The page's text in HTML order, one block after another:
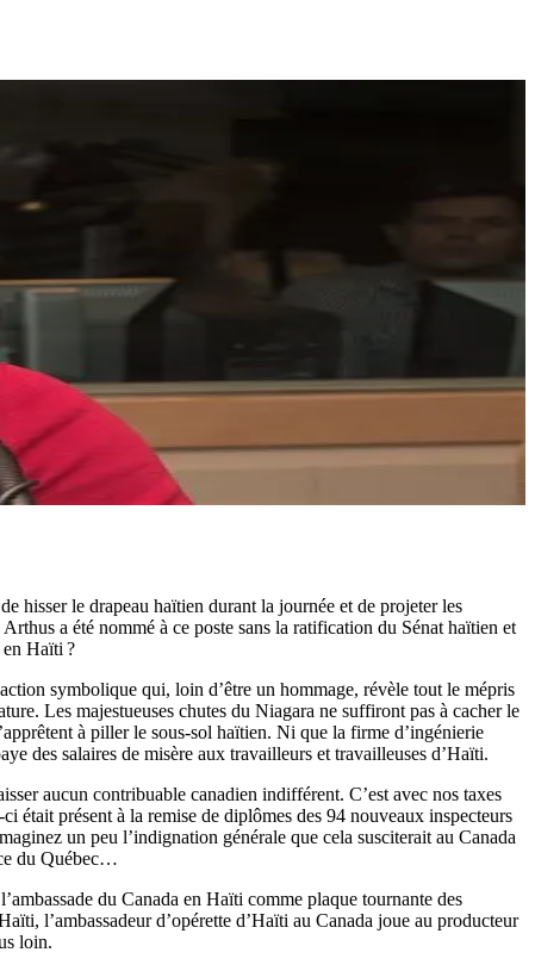
hisser le drapeau haïtien durant la journée et de projeter les
a été nommé à ce poste sans la ratification du Sénat haïtien et
Haïti ?
symbolique qui, loin d’être un hommage, révèle tout le mépris
Les majestueuses chutes du Niagara ne suffiront pas à cacher le
à piller le sous-sol haïtien. Ni que la firme d’ingénierie
des salaires de misère aux travailleurs et travailleuses d’Haïti.
aucun contribuable canadien indifférent. C’est avec nos taxes
était présent à la remise de diplômes des 94 nouveaux inspecteurs
un peu l’indignation générale que cela susciterait au Canada
du Québec…
du Canada en Haïti comme plaque tournante des
l’ambassadeur d’opérette d’Haïti au Canada joue au producteur
loin.